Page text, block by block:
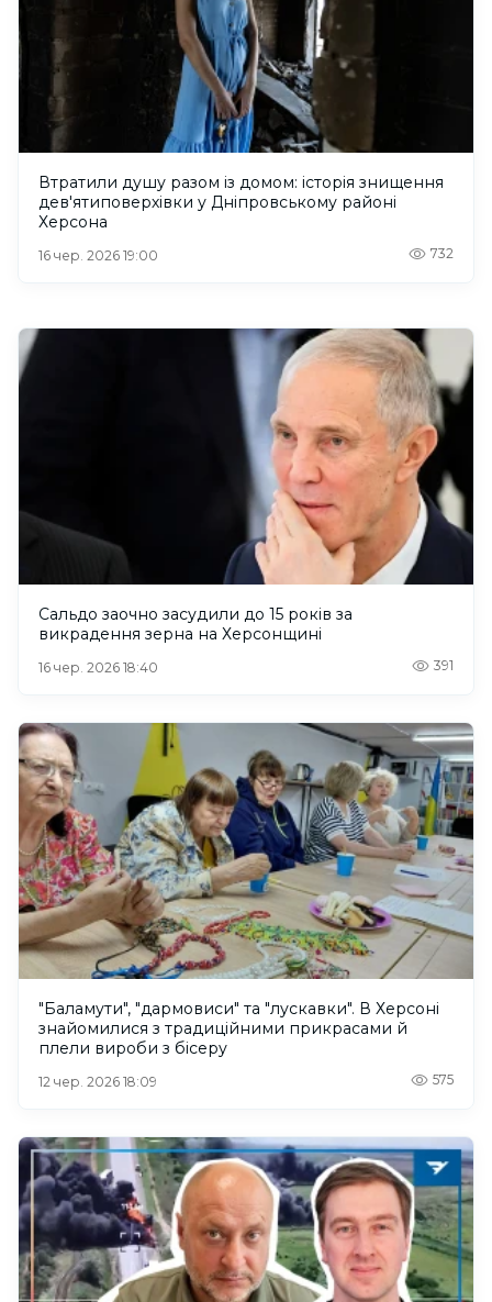
Втратили душу разом із домом: історія знищення
дев'ятиповерхівки у Дніпровському районі
Херсона
16 чер. 2026 19:00 732
Сальдо заочно засудили до 15 років за
викрадення зерна на Херсонщині
16 чер. 2026 18:40 391
"Баламути", "дармовиси" та "лускавки". В Херсоні
знайомилися з традиційними прикрасами й
плели вироби з бісеру
12 чер. 2026 18:09 575